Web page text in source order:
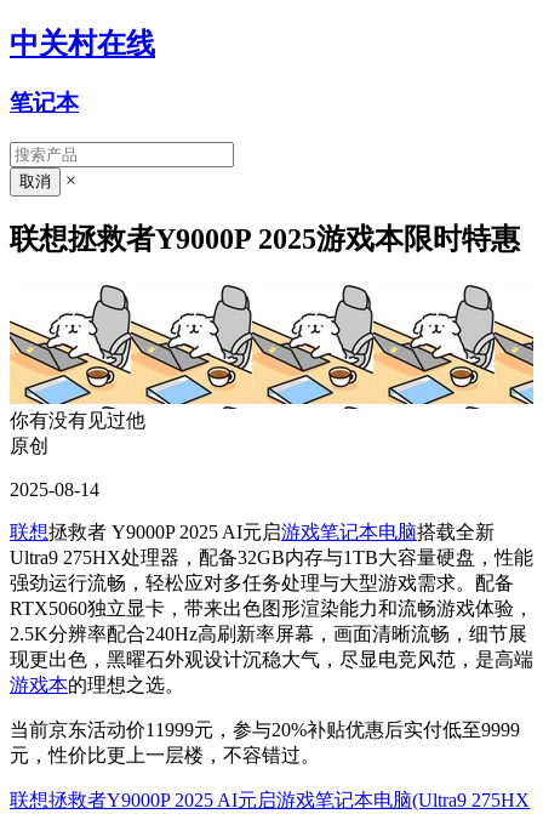
中关村在线
笔记本
×
联想拯救者Y9000P 2025游戏本限时特惠
你有没有见过他
原创
2025-08-14
联想拯救者 Y9000P 2025 AI元启游戏笔记本电脑搭载全新
Ultra9 275HX处理器，配备32GB内存与1TB大容量硬盘，性能
强劲运行流畅，轻松应对多任务处理与大型游戏需求。配备
RTX5060独立显卡，带来出色图形渲染能力和流畅游戏体验，
2.5K分辨率配合240Hz高刷新率屏幕，画面清晰流畅，细节展
现更出色，黑曜石外观设计沉稳大气，尽显电竞风范，是高端
游戏本的理想之选。
当前京东活动价11999元，参与20%补贴优惠后实付低至9999
元，性价比更上一层楼，不容错过。
联想拯救者Y9000P 2025 AI元启游戏笔记本电脑(Ultra9 275HX